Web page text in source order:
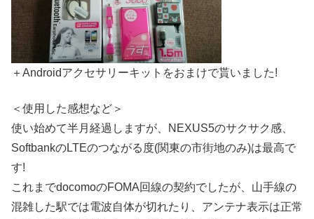
＋Androidアクセサリーキットをおまけで貰いました!
＜使用した感想など＞
使い始めて半月経過しますが、NEXUS5のサクサク感、
SoftbankのLTEのつながる度(関東の市街地のみ)は最高で
す!
これまでdocomoのFOMA回線の契約でしたが、山手線の
混雑した駅では電波自体が切れたり、アンテナ表示は正常